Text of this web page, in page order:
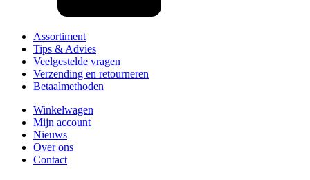
Assortiment
Tips & Advies
Veelgestelde vragen
Verzending en retourneren
Betaalmethoden
Winkelwagen
Mijn account
Nieuws
Over ons
Contact